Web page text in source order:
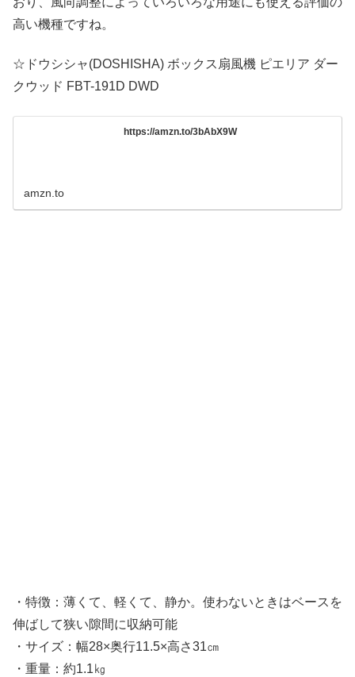
高い機種ですね。
☆ドウシシャ(DOSHISHA) ボックス扇風機 ピエリア ダー
クウッド FBT-191D DWD
https://amzn.to/3bAbX9W
amzn.to
・特徴：薄くて、軽くて、静か。使わないときはベースを
伸ばして狭い隙間に収納可能
・サイズ：幅28×奥行11.5×高さ31㎝
・重量：約1.1㎏